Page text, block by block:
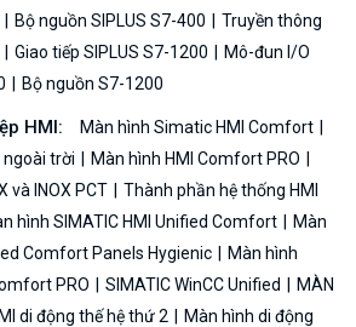
Bộ nguồn SIPLUS S7-400
Truyền thông
Giao tiếp SIPLUS S7-1200
Mô-đun I/O
Bộ nguồn S7-1200
HMI:
Màn hình Simatic HMI Comfort
ngoài trời
Màn hình HMI Comfort PRO
và INOX PCT
Thành phần hệ thống HMI
hình SIMATIC HMI Unified Comfort
Màn
Comfort Panels Hygienic
Màn hình
PRO
SIMATIC WinCC Unified
MÀN
di động thế hệ thứ 2
Màn hình di động